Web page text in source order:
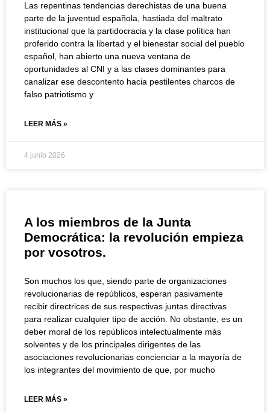
Las repentinas tendencias derechistas de una buena
parte de la juventud española, hastiada del maltrato
institucional que la partidocracia y la clase política han
proferido contra la libertad y el bienestar social del pueblo
español, han abierto una nueva ventana de
oportunidades al CNI y a las clases dominantes para
canalizar ese descontento hacia pestilentes charcos de
falso patriotismo y
LEER MÁS »
4 junio 2026
A los miembros de la Junta
Democrática: la revolución empieza
por vosotros.
Son muchos los que, siendo parte de organizaciones
revolucionarias de repúblicos, esperan pasivamente
recibir directrices de sus respectivas juntas directivas
para realizar cualquier tipo de acción. No obstante, es un
deber moral de los repúblicos intelectualmente más
solventes y de los principales dirigentes de las
asociaciones revolucionarias concienciar a la mayoría de
los integrantes del movimiento de que, por mucho
LEER MÁS »